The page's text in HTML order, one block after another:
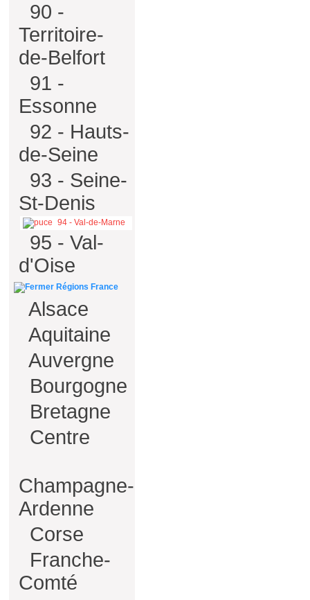
90 -
Territoire-
de-Belfort
91 -
Essonne
92 - Hauts-
de-Seine
93 - Seine-
St-Denis
94 - Val-de-Marne
95 - Val-
d'Oise
Régions France
Alsace
Aquitaine
Auvergne
Bourgogne
Bretagne
Centre
Champagne-
Ardenne
Corse
Franche-
Comté